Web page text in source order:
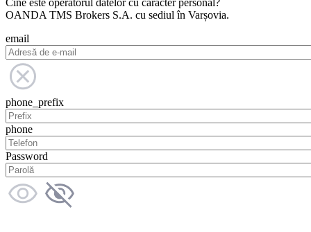
Cine este operatorul datelor cu caracter personal?
OANDA TMS Brokers S.A. cu sediul în Varșovia.
email
phone_prefix
phone
Password